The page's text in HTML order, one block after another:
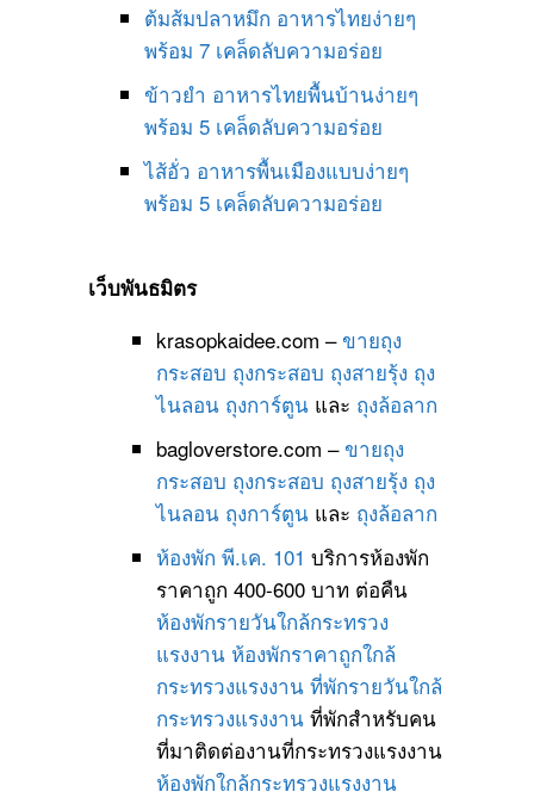
ต้มส้มปลาหมึก อาหารไทยง่ายๆ
พร้อม 7 เคล็ดลับความอร่อย
ข้าวยำ อาหารไทยพื้นบ้านง่ายๆ
พร้อม 5 เคล็ดลับความอร่อย
ไส้อั่ว อาหารพื้นเมืองแบบง่ายๆ
พร้อม 5 เคล็ดลับความอร่อย
เว็บพันธมิตร
krasopkaidee.com –ขายถุง
กระสอบ ถุงกระสอบ ถุงสายรุ้ง ถุง
ไนลอน ถุงการ์ตูนและ ถุงล้อลาก
bagloverstore.com –ขายถุง
กระสอบ ถุงกระสอบ ถุงสายรุ้ง ถุง
ไนลอน ถุงการ์ตูนและ ถุงล้อลาก
ห้องพัก พี.เค. 101 บริการห้องพัก
ราคาถูก 400-600 บาท ต่อคืน
ห้องพักรายวันใกล้กระทรวง
แรงงาน ห้องพักราคาถูกใกล้
กระทรวงแรงงาน ที่พักรายวันใกล้
กระทรวงแรงงานที่พักสำหรับคน
ที่มาติดต่องานที่กระทรวงแรงงาน
ห้องพักใกล้กระทรวงแรงงาน